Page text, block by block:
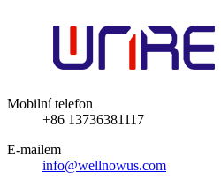
Mobilní telefon
+86 13736381117
E-mailem
info@wellnowus.com